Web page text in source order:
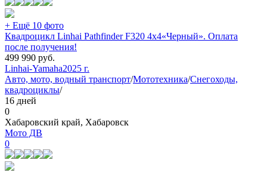
+ Ещё 10 фото
Квадроцикл Linhai Pathfinder F320 4х4«Черный». Оплата
после получения!
499 990 руб.
Linhai-Yamaha2025 г.
Авто, мото, водный транспорт/Мототехника/Снегоходы,
квадроциклы/
16 дней
0
Хабаровский край, Хабаровск
Мото ДВ
0